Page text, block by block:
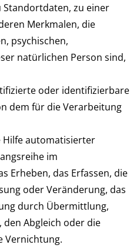
Standortdaten, zu einer
Merkmalen, die
psychischen,
natürlichen Person sind,
oder identifizierbare
dem für die Verarbeitung
automatisierter
im
Erheben, das Erfassen, die
oder Veränderung, das
durch Übermittlung,
Abgleich oder die
Vernichtung.